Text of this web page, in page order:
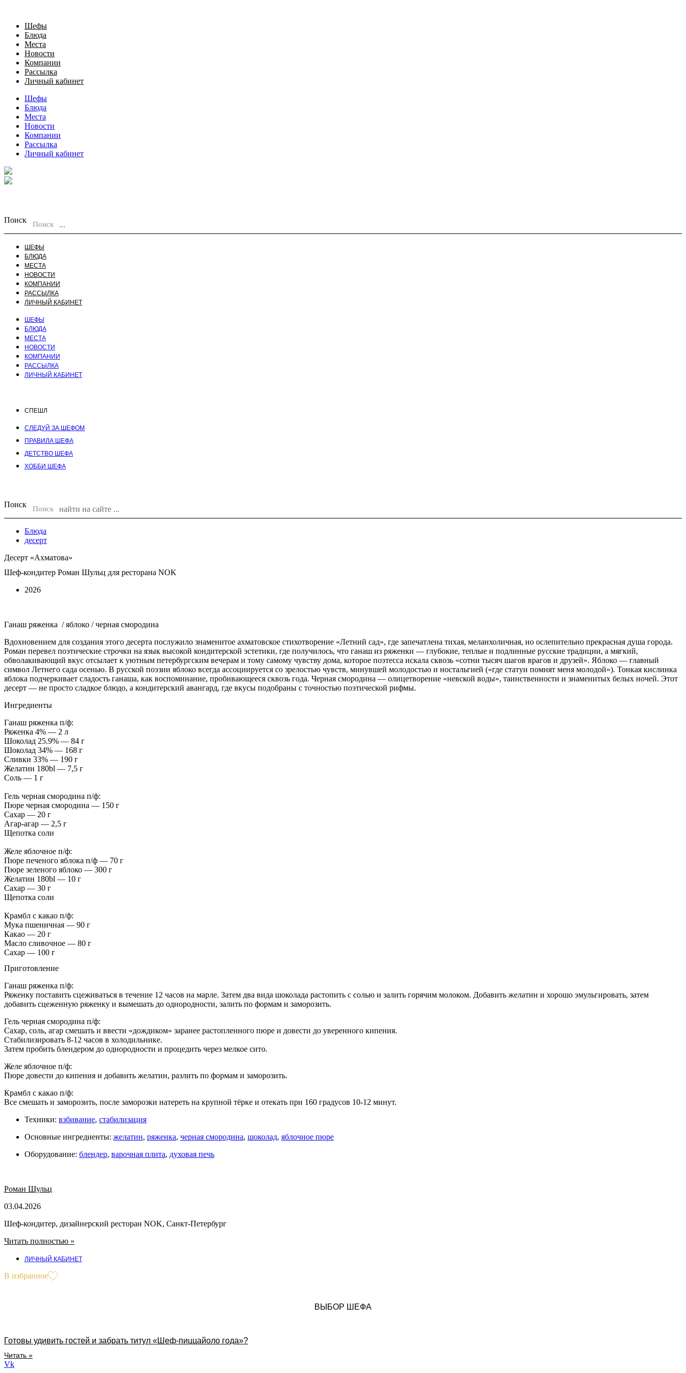
Шефы
Блюда
Места
Новости
Компании
Рассылка
Личный кабинет
Шефы
Блюда
Места
Новости
Компании
Рассылка
Личный кабинет
Поиск Поиск
ШЕФЫ
БЛЮДА
МЕСТА
НОВОСТИ
КОМПАНИИ
РАССЫЛКА
ЛИЧНЫЙ КАБИНЕТ
ШЕФЫ
БЛЮДА
МЕСТА
НОВОСТИ
КОМПАНИИ
РАССЫЛКА
ЛИЧНЫЙ КАБИНЕТ
СПЕШЛ
СЛЕДУЙ ЗА ШЕФОМ
ПРАВИЛА ШЕФА
ДЕТСТВО ШЕФА
ХОББИ ШЕФА
Поиск Поиск
Блюда
десерт
Десерт «Ахматова»
Шеф-кондитер Роман Шульц для ресторана NOK
2026
Ганаш ряженка / яблоко / черная смородина
Вдохновением для создания этого десерта послужило знаменитое ахматовское стихотворение «Летний сад», где запечатлена тихая, меланхоличная, но ослепительно прекрасная душа города.
Роман перевел поэтические строчки на язык высокой кондитерской эстетики, где получилось, что ганаш из ряженки — глубокие, теплые и подлинные русские традиции, а мягкий,
обволакивающий вкус отсылает к уютным петербургским вечерам и тому самому чувству дома, которое поэтесса искала сквозь «сотни тысяч шагов врагов и друзей». Яблоко — главный
символ Летнего сада осенью. В русской поэзии яблоко всегда ассоциируется со зрелостью чувств, минувшей молодостью и ностальгией («где статуи помнят меня молодой»). Тонкая кислинка
яблока подчеркивает сладость ганаша, как воспоминание, пробивающееся сквозь года. Черная смородина — олицетворение «невской воды», таинственности и знаменитых белых ночей. Этот
десерт — не просто сладкое блюдо, а кондитерский авангард, где вкусы подобраны с точностью поэтической рифмы.
Ингредиенты
Ганаш ряженка п/ф:
Ряженка 4% — 2 л
Шоколад 25.9% — 84 г
Шоколад 34% — 168 г
Сливки 33% — 190 г
Желатин 180bl — 7,5 г
Соль — 1 г
Гель черная смородина п/ф:
Пюре черная смородина — 150 г
Сахар — 20 г
Агар-агар — 2,5 г
Щепотка соли
Желе яблочное п/ф:
Пюре печеного яблока п/ф — 70 г
Пюре зеленого яблоко — 300 г
Желатин 180bl — 10 г
Сахар — 30 г
Щепотка соли
Крамбл с какао п/ф:
Мука пшеничная — 90 г
Какао — 20 г
Масло сливочное — 80 г
Сахар — 100 г
Приготовление
Ганаш ряженка п/ф:
Ряженку поставить сцеживаться в течение 12 часов на марле. Затем два вида шоколада растопить с солью и залить горячим молоком. Добавить желатин и хорошо эмульгировать, затем
добавить сцеженную ряженку и вымешать до однородности, залить по формам и заморозить.
Гель черная смородина п/ф:
Сахар, соль, агар смешать и ввести «дождиком» заранее растопленного пюре и довести до уверенного кипения.
Стабилизировать 8-12 часов в холодильнике.
Затем пробить блендером до однородности и процедить через мелкое сито.
Желе яблочное п/ф:
Пюре довести до кипения и добавить желатин, разлить по формам и заморозить.
Крамбл с какао п/ф:
Все смешать и заморозить, после заморозки натереть на крупной тёрке и отекать при 160 градусов 10-12 минут.
Техники: взбивание, стабилизация
Основные ингредиенты: желатин, ряженка, черная смородина, шоколад, яблочное пюре
Оборудование: блендер, варочная плита, духовая печь
Роман Шульц
03.04.2026
Шеф-кондитер, дизайнерский ресторан NOK, Санкт-Петербург
Читать полностью »
ЛИЧНЫЙ КАБИНЕТ
В избранное
ВЫБОР ШЕФА
Готовы удивить гостей и забрать титул «Шеф-пиццайоло года»?
Читать »
Vk